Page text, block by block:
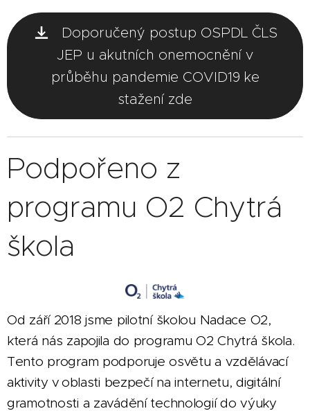
Doporučený postup OSPDL ČLS
JEP u akutních onemocnění v
průběhu pandemie COVID19 ke
stažení zde
Podpořeno z
programu O2 Chytrá
škola
Od září 2018 jsme pilotní školou Nadace O2,
která nás zapojila do programu O2 Chytrá škola.
Tento program podporuje osvětu a vzdělávací
aktivity v oblasti bezpečí na internetu, digitální
gramotnosti a zavádění technologií do výuky